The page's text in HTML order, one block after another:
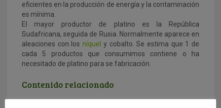
eficientes en la producción de energía y la contaminación
es mínima.
El mayor productor de platino es la República
Sudafricana, seguida de Rusia. Normalmente aparece en
aleaciones con losníquel y cobalto. Se estima que 1 de
cada 5 productos que consumimos contiene o ha
necesitado de platino para se fabricación.
Contenido relacionado